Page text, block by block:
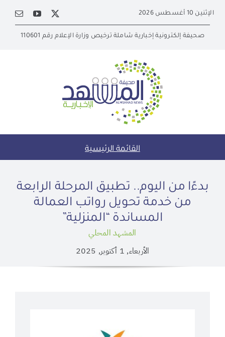
content
الإثنين 10 أغسطس 2026
صحيفة إلكترونية إخبارية شاملة ترخيص وزارة الإعلام رقم 110601
القائمة الرئيسية
بدءًا من اليوم.. تطبيق المرحلة الرابعة
من خدمة تحويل رواتب العمالة
المساندة “المنزلية”
المشهد المحلي
الأربعاء, 1 أكتوبر, 2025